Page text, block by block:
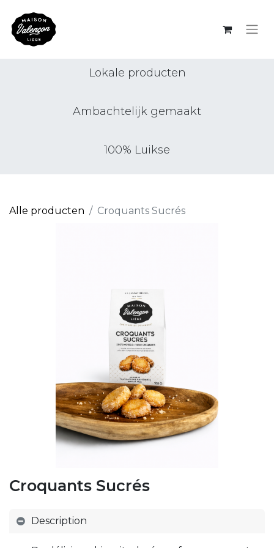
Lokale producten
Ambachtelijk gemaakt
100% Luikse
Alle producten Croquants Sucrés
Croquants Sucrés
Description